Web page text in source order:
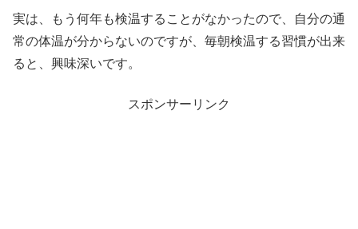
実は、もう何年も検温することがなかったので、自分の通
常の体温が分からないのですが、毎朝検温する習慣が出来
ると、興味深いです。
スポンサーリンク